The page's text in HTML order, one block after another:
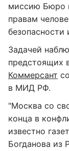
миссию Бюро
правам
Задачей
предстоящих
Коммерсант
в МИД РФ.
"Москва со
конца в
известно
Богданова из